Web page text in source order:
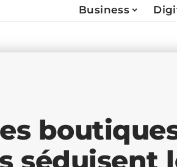
Business
séduisent